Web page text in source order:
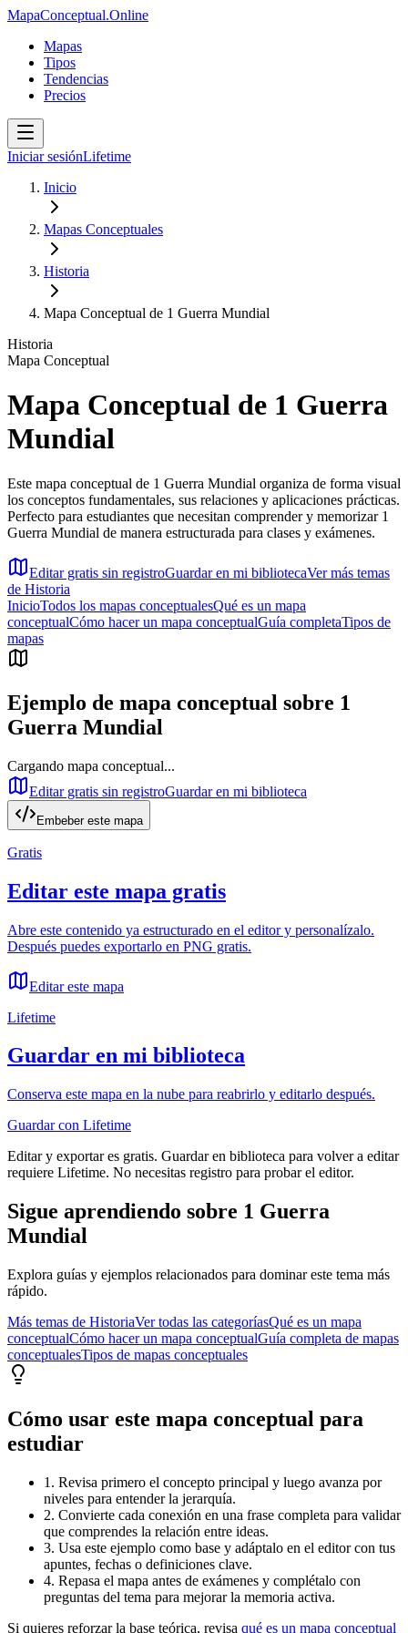
MapaConceptual.Online
Mapas
Tipos
Tendencias
Precios
Iniciar sesiónLifetime
Inicio
Mapas Conceptuales
Historia
Mapa Conceptual de 1 Guerra Mundial
Historia
Mapa Conceptual
Mapa Conceptual de 1 Guerra
Mundial
Este mapa conceptual de 1 Guerra Mundial organiza de forma visual
los conceptos fundamentales, sus relaciones y aplicaciones prácticas.
Perfecto para estudiantes que necesitan comprender y memorizar 1
Guerra Mundial de manera estructurada para clases y exámenes.
Editar gratis sin registroGuardar en mi bibliotecaVer más temas
de Historia
InicioTodos los mapas conceptualesQué es un mapa
conceptualCómo hacer un mapa conceptualGuía completaTipos de
mapas
Ejemplo de mapa conceptual sobre 1
Guerra Mundial
Cargando mapa conceptual...
Editar gratis sin registroGuardar en mi biblioteca
Embeber este mapa
Gratis
Editar este mapa gratis
Abre este contenido ya estructurado en el editor y personalízalo.
Después puedes exportarlo en PNG gratis.
Editar este mapa
Lifetime
Guardar en mi biblioteca
Conserva este mapa en la nube para reabrirlo y editarlo después.
Guardar con Lifetime
Editar y exportar es gratis. Guardar en biblioteca para volver a editar
requiere Lifetime. No necesitas registro para probar el editor.
Sigue aprendiendo sobre 1 Guerra
Mundial
Explora guías y ejemplos relacionados para dominar este tema más
rápido.
Más temas de HistoriaVer todas las categoríasQué es un mapa
conceptualCómo hacer un mapa conceptualGuía completa de mapas
conceptualesTipos de mapas conceptuales
Cómo usar este mapa conceptual para
estudiar
1. Revisa primero el concepto principal y luego avanza por
niveles para entender la jerarquía.
2. Convierte cada conexión en una frase completa para validar
que comprendes la relación entre ideas.
3. Usa este ejemplo como base y adáptalo en el editor con tus
apuntes, fechas o definiciones clave.
4. Repasa el mapa antes de exámenes y complétalo con
preguntas del tema para mejorar la memoria activa.
Si quieres reforzar la base teórica, revisa qué es un mapa conceptual